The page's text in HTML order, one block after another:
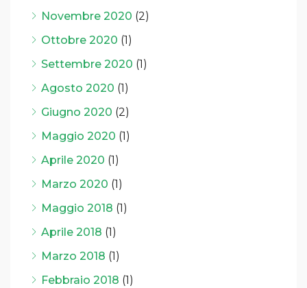
Novembre 2020 (2)
Ottobre 2020 (1)
Settembre 2020 (1)
Agosto 2020 (1)
Giugno 2020 (2)
Maggio 2020 (1)
Aprile 2020 (1)
Marzo 2020 (1)
Maggio 2018 (1)
Aprile 2018 (1)
Marzo 2018 (1)
Febbraio 2018 (1)